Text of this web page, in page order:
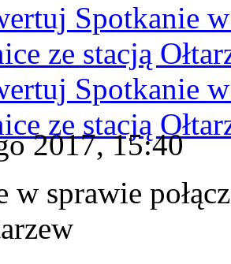
Spotkanie
ze stacją
Spotkanie
ze stacją
2017, 15:40
w sprawie